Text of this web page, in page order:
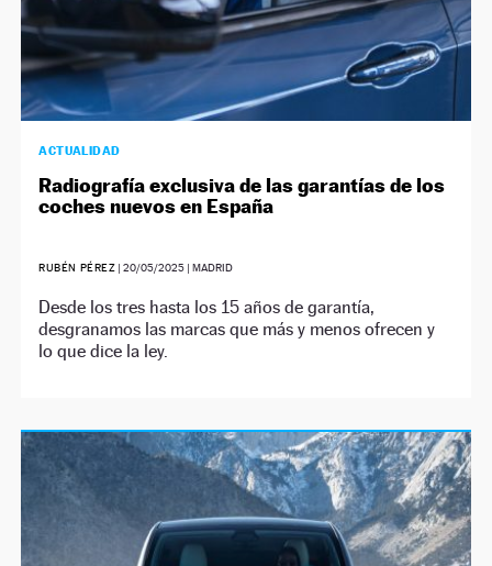
ACTUALIDAD
Radiografía exclusiva de las garantías de los
coches nuevos en España
RUBÉN PÉREZ |20/05/2025 | MADRID
Desde los tres hasta los 15 años de garantía,
desgranamos las marcas que más y menos ofrecen y
lo que dice la ley.